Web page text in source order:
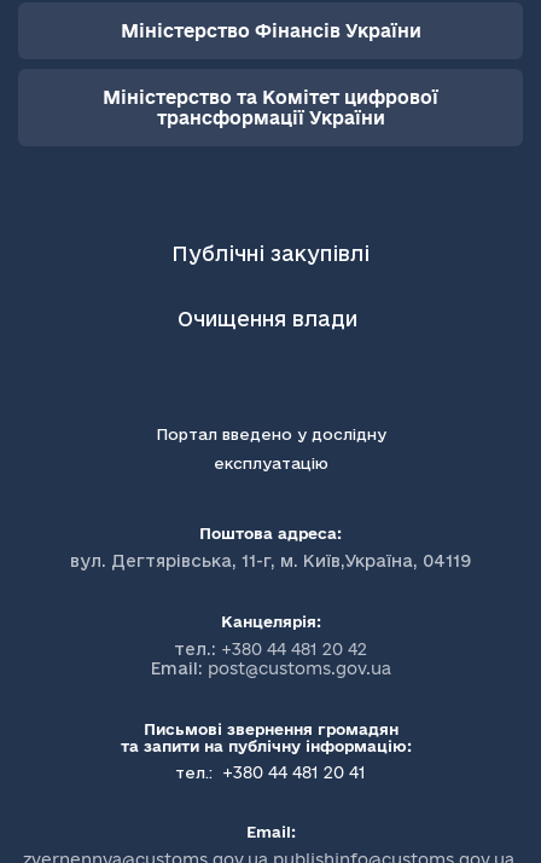
Міністерство Фінансів України
Міністерство та Комітет цифрової
трансформації України
Публічні закупівлі
Очищення влади
Портал введено у дослідну
експлуатацію
Поштова адреса:
вул. Дегтярівська, 11-г, м. Київ,Україна, 04119
Канцелярія:
тел.: +380 44 481 20 42
Email: post@customs.gov.ua
Письмові звернення громадян
та запити на публічну інформацію:
тел.:
+380 44 481 20 41
Email: